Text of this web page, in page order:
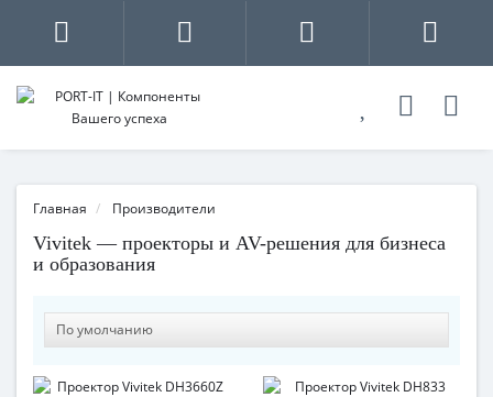
Главная Производители
Vivitek — проекторы и AV-решения для бизнеса
и образования